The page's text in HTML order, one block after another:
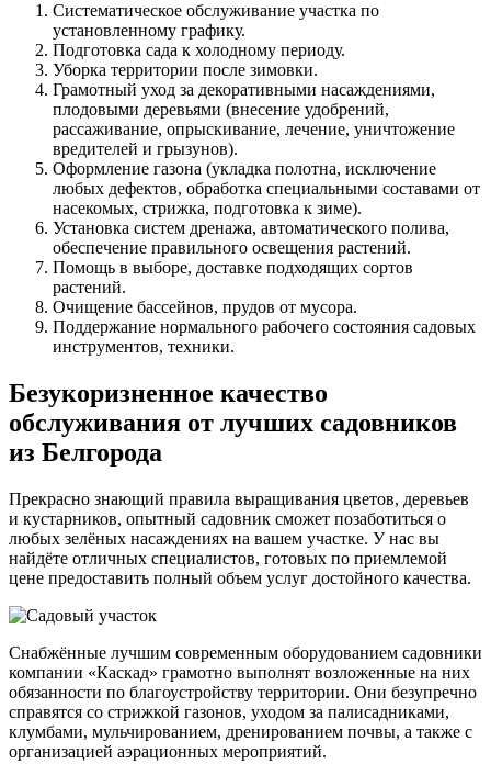
Систематическое обслуживание участка по
установленному графику.
Подготовка сада к холодному периоду.
Уборка территории после зимовки.
Грамотный уход за декоративными насаждениями,
плодовыми деревьями (внесение удобрений,
рассаживание, опрыскивание, лечение, уничтожение
вредителей и грызунов).
Оформление газона (укладка полотна, исключение
любых дефектов, обработка специальными составами от
насекомых, стрижка, подготовка к зиме).
Установка систем дренажа, автоматического полива,
обеспечение правильного освещения растений.
Помощь в выборе, доставке подходящих сортов
растений.
Очищение бассейнов, прудов от мусора.
Поддержание нормального рабочего состояния садовых
инструментов, техники.
Безукоризненное качество
обслуживания от лучших садовников
из Белгорода
Прекрасно знающий правила выращивания цветов, деревьев
и кустарников, опытный садовник сможет позаботиться о
любых зелёных насаждениях на вашем участке. У нас вы
найдёте отличных специалистов, готовых по приемлемой
цене предоставить полный объем услуг достойного качества.
Снабжённые лучшим современным оборудованием садовники
компании «Каскад» грамотно выполнят возложенные на них
обязанности по благоустройству территории. Они безупречно
справятся со стрижкой газонов, уходом за палисадниками,
клумбами, мульчированием, дренированием почвы, а также с
организацией аэрационных мероприятий.